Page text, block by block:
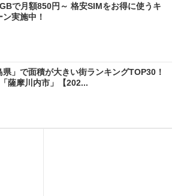
で月額850円～ 格安SIMをお得に使うキ
ン実施中！
県」で面積が大きい街ランキングTOP30！
薩摩川内市」【202...